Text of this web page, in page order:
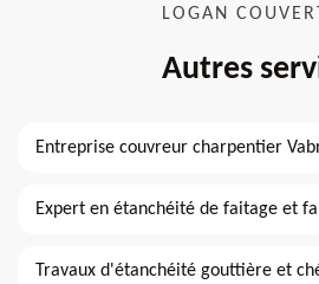
LOGAN
Autres
Entreprise couvreur charpentier
Expert en étanchéité de faitage et
Travaux d'étanchéité gouttière et